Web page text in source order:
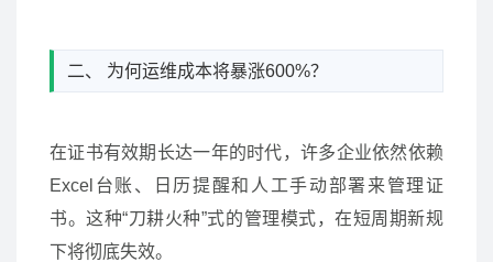
二、 为何运维成本将暴涨600%？
在证书有效期长达一年的时代，许多企业依然依赖
Excel台账、日历提醒和人工手动部署来管理证
书。这种“刀耕火种”式的管理模式，在短周期新规
下将彻底失效。